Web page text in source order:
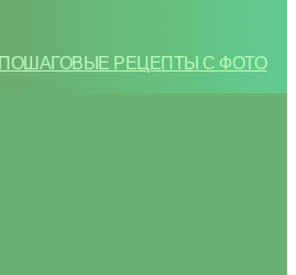
РЕЦЕПТЫ С ФОТО